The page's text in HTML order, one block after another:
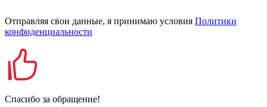
Отправляя свои данные, я принимаю условия Политики
конфиденциальности
Спасибо за обращение!